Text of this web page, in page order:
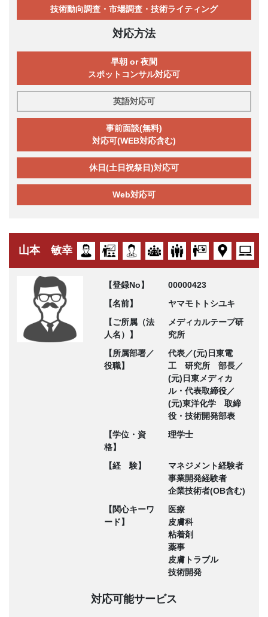
技術動向調査・市場調査・技術ライティング
対応方法
早朝 or 夜間
スポットコンサル対応可
英語対応可
事前面談(無料)
対応可(WEB対応含む)
休日(土日祝祭日)対応可
Web対応可
山本 敏幸
【登録No】
00000423
【名前】
ヤマモトトシユキ
【ご所属（法
人名）】
メディカルテープ研
究所
【所属部署／
役職】
代表／(元)日東電
工 研究所 部長／
(元)日東メディカ
ル・代表取締役／
(元)東洋化学 取締
役・技術開発部表
【学位・資
格】
理学士
【経 験】
マネジメント経験者
事業開発経験者
企業技術者(OB含む)
【関心キーワ
ード】
医療
皮膚科
粘着剤
薬事
皮膚トラブル
技術開発
対応可能サービス